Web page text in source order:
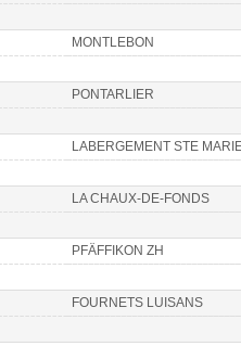
MONTLEBON
PONTARLIER
LABERGEMENT STE
LA CHAUX-DE-FONDS
PFÄFFIKON ZH
FOURNETS LUISANS